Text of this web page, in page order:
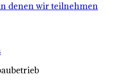
denen wir teilnehmen